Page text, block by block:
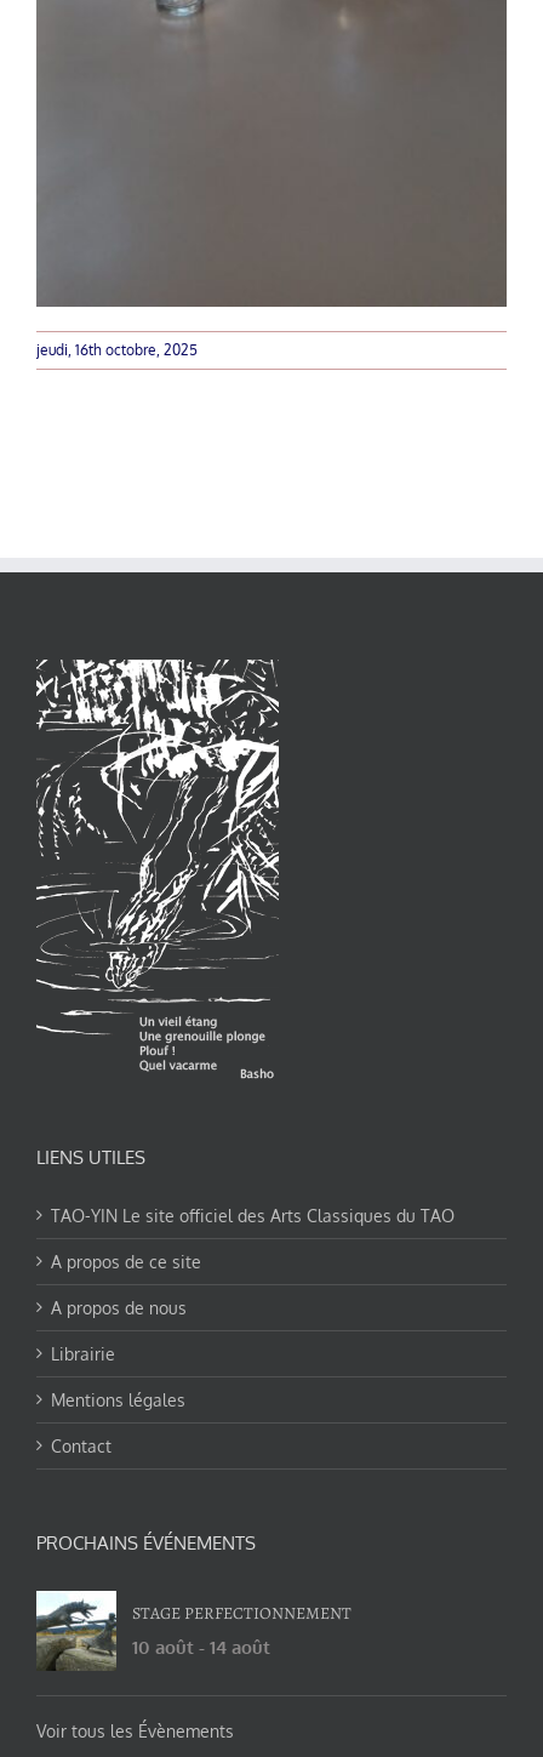
jeudi, 16th octobre, 2025
LIENS UTILES
TAO-YIN Le site officiel des Arts Classiques du TAO
A propos de ce site
A propos de nous
Librairie
Mentions légales
Contact
PROCHAINS ÉVÉNEMENTS
STAGE PERFECTIONNEMENT
10 août - 14 août
Voir tous les Évènements